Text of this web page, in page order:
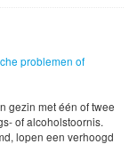
problemen of
gezin met één of twee
of alcoholstoornis.
lopen een verhoogd